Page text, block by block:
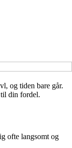
og tiden bare går.
din fordel.
ofte langsomt og